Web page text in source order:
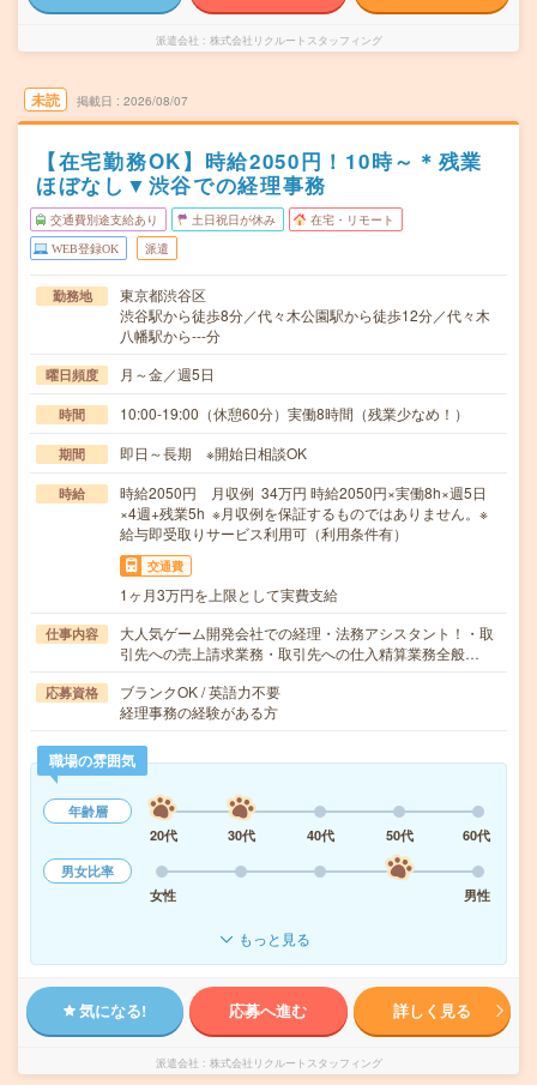
派遣会社 株式会社リクルートスタッフィング
未読 掲載日 2026/08/07
【在宅勤務OK】時給2050円！10時～＊残業
ほぼなし▼渋谷での経理事務
交通費別途支給あり 土日祝日が休み 在宅・リモート
WEB登録OK 派遣
勤務地
東京都渋谷区
渋谷駅から徒歩8分／代々木公園駅から徒歩12分／代々木
八幡駅から---分
曜日頻度 月～金／週5日
時間 10:00-19:00（休憩60分）実働8時間（残業少なめ！）
期間 即日～長期 ※開始日相談OK
時給
時給2050円 月収例 34万円 時給2050円×実働8h×週5日
×4週+残業5h ※月収例を保証するものではありません。※
給与即受取りサービス利用可（利用条件有）
交通費
1ヶ月3万円を上限として実費支給
仕事内容
大人気ゲーム開発会社での経理・法務アシスタント！・取
引先への売上請求業務・取引先への仕入精算業務全般…
応募資格
ブランクOK / 英語力不要
経理事務の経験がある方
職場の雰囲気
年齢層
20代
30代 40代 50代
60代
男女比率
女性
男性
もっと見る
気になる! 応募へ進む 詳しく見る
派遣会社 株式会社リクルートスタッフィング